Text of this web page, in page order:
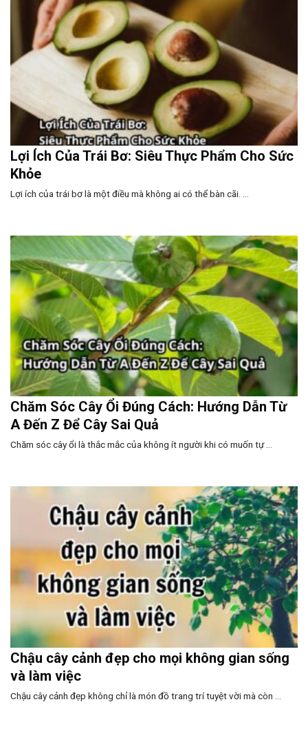
Lợi Ích Của Trái Bơ: Siêu Thực Phẩm Cho Sức
Khỏe
Lợi ích của trái bơ là một điều mà không ai có thể bàn cãi. ...
Chăm Sóc Cây Ổi Đúng Cách: Hướng Dẫn Từ
A Đến Z Để Cây Sai Quả
Chăm sóc cây ổi là thắc mắc của không ít người khi có muốn tự ...
Chậu cây cảnh đẹp cho mọi không gian sống
và làm việc
Chậu cây cảnh đẹp không chỉ là món đồ trang trí tuyệt vời mà còn ...